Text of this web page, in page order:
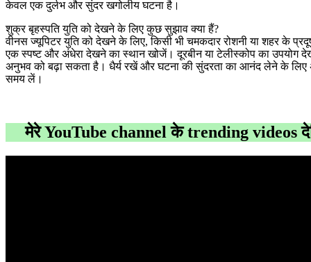
केवल एक दुर्लभ और सुंदर खगोलीय घटना है।
शुक्र बृहस्पति युति को देखने के लिए कुछ सुझाव क्या हैं?
वीनस ज्यूपिटर युति को देखने के लिए, किसी भी चमकदार रोशनी या शहर के
एक स्पष्ट और अंधेरा देखने का स्थान खोजें। दूरबीन या टेलीस्कोप का उपयोग
अनुभव को बढ़ा सकता है। धैर्य रखें और घटना की सुंदरता का आनंद लेने के लिए
समय लें।
मेरे YouTube channel के trending videos